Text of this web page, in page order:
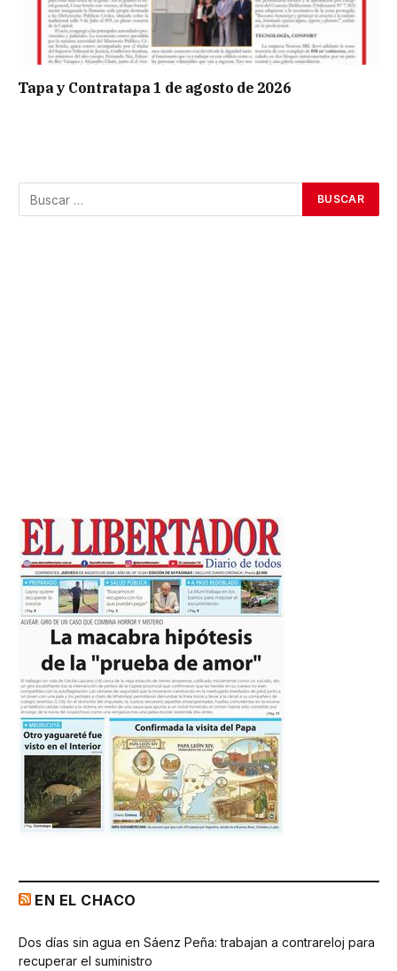
Tapa y Contratapa 1 de agosto de 2026
EN EL CHACO
Dos días sin agua en Sáenz Peña: trabajan a contrareloj para
recuperar el suministro